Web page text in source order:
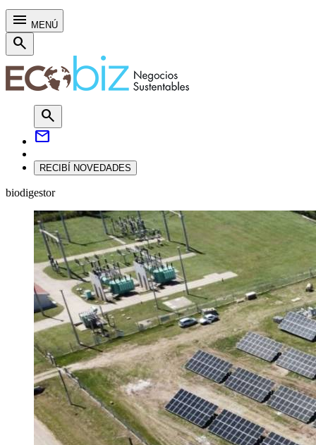
menu MENÚ
search
search
mail
RECIBÍ NOVEDADES
biodigestor